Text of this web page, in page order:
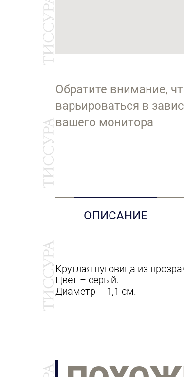
Обратите внимание,
варьироваться в
вашего монитора
ОПИСАНИЕ
Круглая пуговица из
Цвет – серый.
Диаметр – 1,1 см.